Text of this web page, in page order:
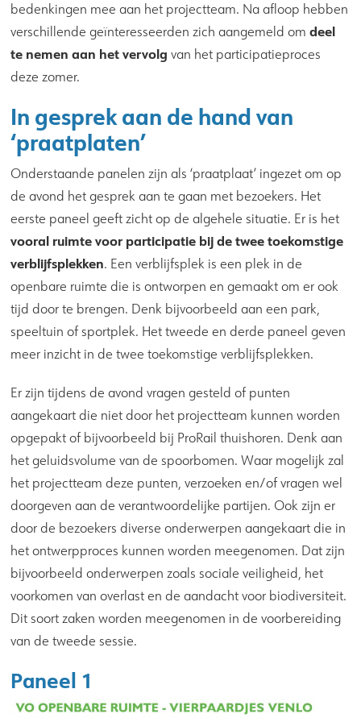
bedenkingen mee aan het projectteam. Na afloop hebben
verschillende geïnteresseerden zich aangemeld omdeel
te nemen aan het vervolg van het participatieproces
deze zomer.
In gesprek aan de hand van
‘praatplaten’
Onderstaande panelen zijn als ‘praatplaat’ ingezet om op
de avond het gesprek aan te gaan met bezoekers. Het
eerste paneel geeft zicht op de algehele situatie. Er is het
vooral ruimte voor participatie bij de twee toekomstige
verblijfsplekken. Een verblijfsplek is een plek in de
openbare ruimte die is ontworpen en gemaakt om er ook
tijd door te brengen. Denk bijvoorbeeld aan een park,
speeltuin of sportplek. Het tweede en derde paneel geven
meer inzicht in de twee toekomstige verblijfsplekken.
Er zijn tijdens de avond vragen gesteld of punten
aangekaart die niet door het projectteam kunnen worden
opgepakt of bijvoorbeeld bij ProRail thuishoren. Denk aan
het geluidsvolume van de spoorbomen. Waar mogelijk zal
het projectteam deze punten, verzoeken en/of vragen wel
doorgeven aan de verantwoordelijke partijen. Ook zijn er
door de bezoekers diverse onderwerpen aangekaart die in
het ontwerpproces kunnen worden meegenomen. Dat zijn
bijvoorbeeld onderwerpen zoals sociale veiligheid, het
voorkomen van overlast en de aandacht voor biodiversiteit.
Dit soort zaken worden meegenomen in de voorbereiding
van de tweede sessie.
Paneel 1